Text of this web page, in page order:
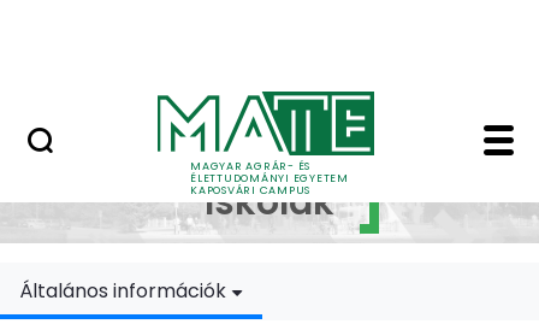
MAGYAR AGRÁR- ÉS
ÉLETTUDOMÁNYI EGYETEM
KAPOSVÁRI CAMPUS
Doktori Iskolák -
Doktori
Iskolák
Általános információk